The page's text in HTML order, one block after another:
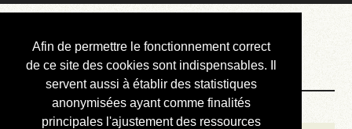
Afin de permettre le fonctionnement correct
de ce site des cookies sont indispensables. Il
servent aussi à établir des statistiques
anonymisées ayant comme finalités
principales l'ajustement des ressources
Courbis, « LE »
Blog Officiel
Bienvenue